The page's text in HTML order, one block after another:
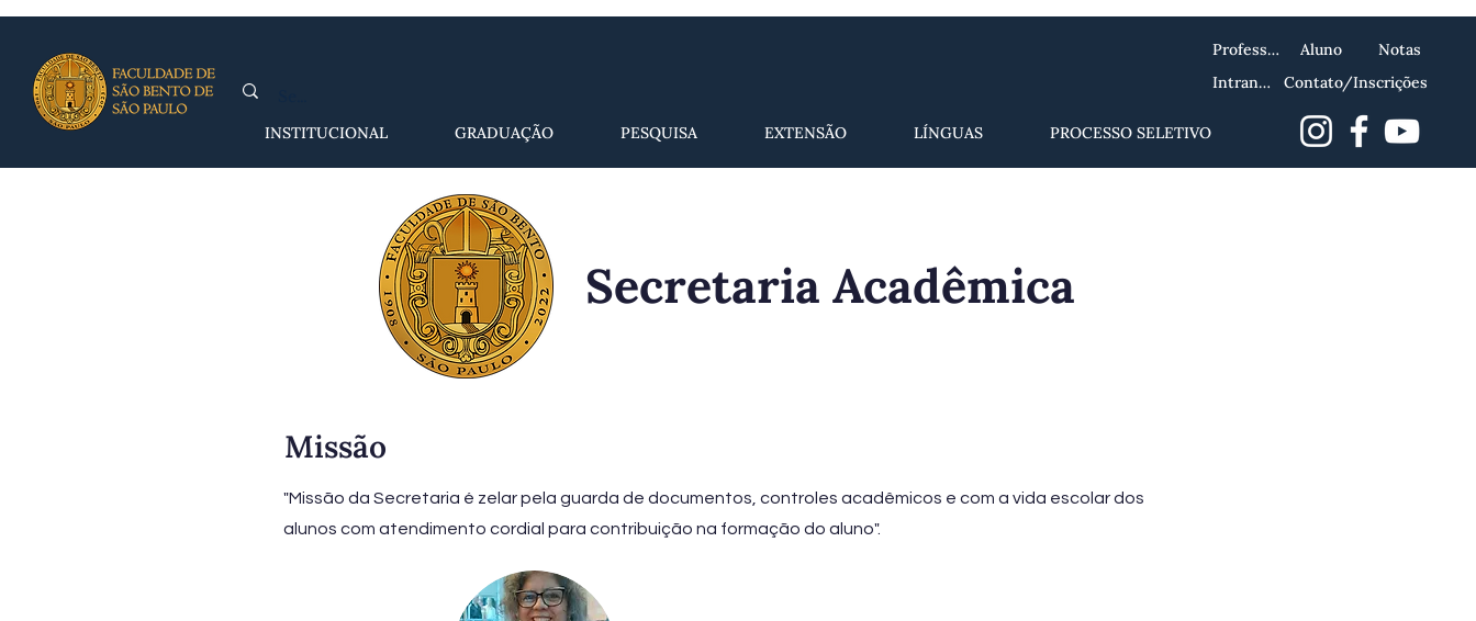
Notas
Contato/Inscrições
Professor
Aluno
Intranet
INSTITUCIONAL GRADUAÇÃO PESQUISA EXTENSÃO LÍNGUAS PROCESSO SELETIVO
Secretaria Acadêmica
Missão
"Missão da Secretaria é zelar pela guarda de documentos, controles acadêmicos e com a vida escolar dos
alunos com atendimento cordial para contribuição na formação do aluno".